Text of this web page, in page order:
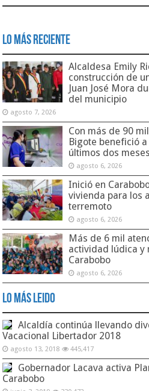
Lo Más Reciente
Alcaldesa Emily
construcción de
Juan José Mora
del municipio
agosto 7, 2026
Con más de 90
Bigote benefició
últimos dos meses
agosto 6, 2026
Inició en
vivienda para los
terremoto
agosto 6, 2026
Más de 6 mil
actividad lúdica y
Carabobo
agosto 6, 2026
Lo Más Leido
Alcaldía continúa llevando
Vacacional Libertador 2018
agosto 13, 2018 445,417
Gobernador Lacava activa
Carabobo